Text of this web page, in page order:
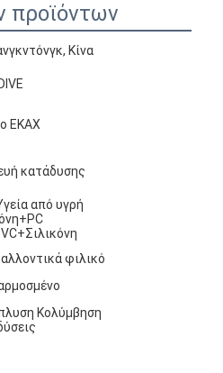
προϊόντων
Κίνα
ΕΚΑΧ
κατάδυσης
από υγρή
φιλικό
Κολύμβηση